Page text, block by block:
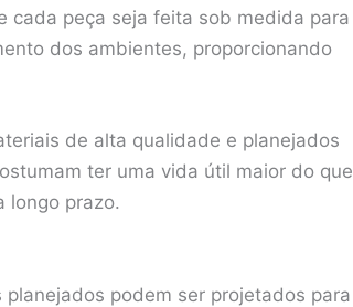
cada peça seja feita sob medida para
dos ambientes, proporcionando
de alta qualidade e planejados
ter uma vida útil maior do que
longo prazo.
podem ser projetados para